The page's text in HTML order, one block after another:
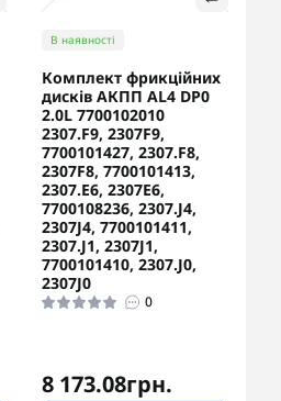
В наявності
Комплект фрикційних
дисків АКПП AL4 DP0
2.0L 7700102010
2307.F9, 2307F9,
7700101427, 2307.F8,
2307F8, 7700101413,
2307.E6, 2307E6,
7700108236, 2307.J4,
2307J4, 7700101411,
2307.J1, 2307J1,
7700101410, 2307.J0,
2307J0
0
8 173.08грн.